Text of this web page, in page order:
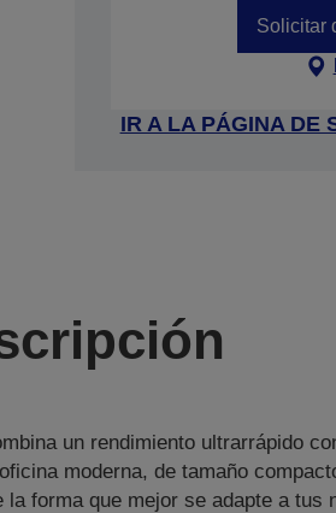
Solicitar
IR A LA PÁGINA DE
un rendimiento ultrarrápido
moderna, de tamaño
forma que mejor se adapte a tus